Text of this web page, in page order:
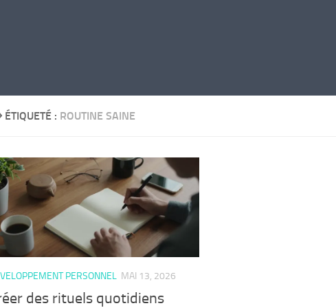
ÉTIQUETÉ : ROUTINE SAINE
PERSONNEL MAI 13, 2026
des rituels quotidiens